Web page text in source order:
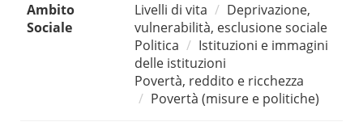
Ambito
Sociale
Livelli di vita
Deprivazione,
vulnerabilità, esclusione sociale
Politica
Istituzioni e immagini
delle istituzioni
Povertà, reddito e ricchezza
Povertà (misure e politiche)